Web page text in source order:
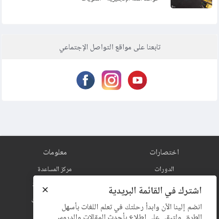
تعلم اللغة الفرنسية - ضمائر الوصل - الضمائر النسبية | الدرس السادس
تعلم اللغة الفرنسية - الضمائر النسبية المركبة| الدرس السابع والعشرون
29 تعلم اللغة الفرنسية - الضمير “en” - الدرس التاسع والعشرون
تعلم اللغة الفرنسية - الضمير “y” - الدرس الثلاثون
تابعنا على مواقع التواصل الإجتماعي
اختصارات
الدورات
المكتبة
الإشتراكات
معلومات
مركز المساعدة
سياسة الخصوصية
الشروط والإتفاقيات
استخدام الكوكيز